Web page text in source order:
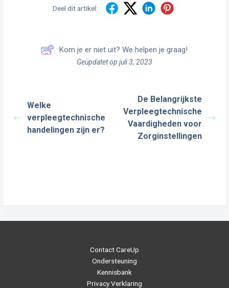
Deel dit artikel:
Kom je er niet uit? We helpen je graag!
Geüpdatet op juli 3, 2023
Welke
verpleegtechnische
handelingen zijn er?
De Belangrijkste
Verpleegtechnische
Vaardigheden voor
Zorginstellingen
Contact CareUp
Ondersteuning
Kennisbank
Privacy Verklaring